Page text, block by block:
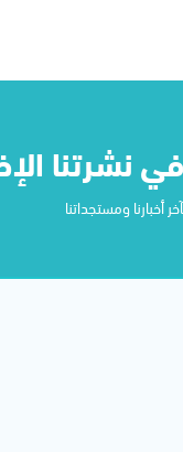
نشرتنا
أخبارنا ومستجداتنا